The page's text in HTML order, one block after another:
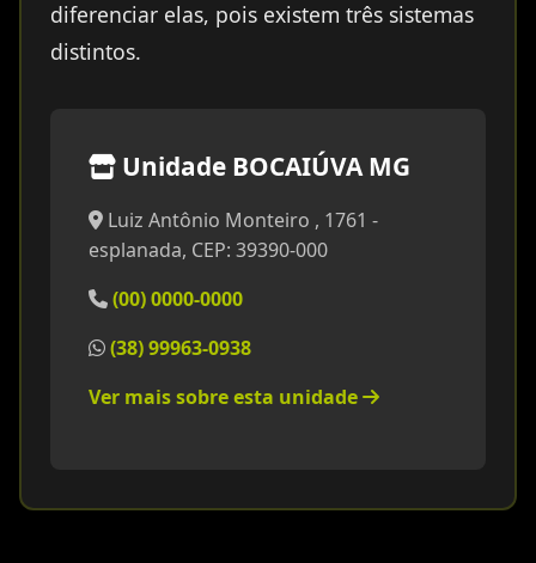
diferenciar elas, pois existem três sistemas
distintos.
Unidade BOCAIÚVA MG
Luiz Antônio Monteiro , 1761 -
esplanada, CEP: 39390-000
(00) 0000-0000
(38) 99963-0938
Ver mais sobre esta unidade